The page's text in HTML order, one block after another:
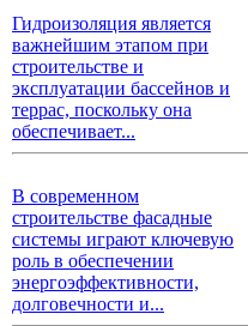
Гидроизоляция является
важнейшим этапом при
строительстве и
эксплуатации бассейнов и
террас, поскольку она
обеспечивает...
В современном
строительстве фасадные
системы играют ключевую
роль в обеспечении
энергоэффективности,
долговечности и...